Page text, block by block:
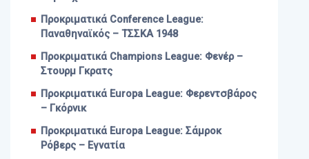
Προκριματικά Conference League:
Παναθηναϊκός – ΤΣΣΚΑ 1948
Προκριματικά Champions League: Φενέρ –
Στουρμ Γκρατς
Προκριματικά Europa League: Φερεντσβάρος
– Γκόρνικ
Προκριματικά Europa League: Σάμροκ
Ρόβερς – Εγνατία